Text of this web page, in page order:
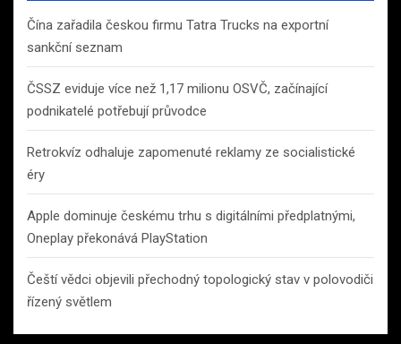
Čína zařadila českou firmu Tatra Trucks na exportní
sankční seznam
ČSSZ eviduje více než 1,17 milionu OSVČ, začínající
podnikatelé potřebují průvodce
Retrokvíz odhaluje zapomenuté reklamy ze socialistické
éry
Apple dominuje českému trhu s digitálními předplatnými,
Oneplay překonává PlayStation
Čeští vědci objevili přechodný topologický stav v polovodiči
řízený světlem